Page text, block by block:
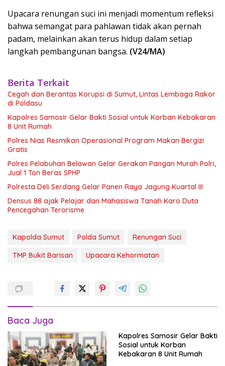
Upacara renungan suci ini menjadi momentum refleksi
bahwa semangat para pahlawan tidak akan pernah
padam, melainkan akan terus hidup dalam setiap
langkah pembangunan bangsa. (V24/MA)
Berita Terkait
Cegah dan Berantas Korupsi di Sumut, Lintas Lembaga Rakor
di Poldasu
Kapolres Samosir Gelar Bakti Sosial untuk Korban Kebakaran
8 Unit Rumah
Polres Nias Resmikan Operasional Program Makan Bergizi
Gratis
Polres Pelabuhan Belawan Gelar Gerakan Pangan Murah Polri,
Jual 1 Ton Beras SPHP
Polresta Deli Serdang Gelar Panen Raya Jagung Kuartal III
Densus 88 ajak Pelajar dan Mahasiswa Tanah Karo Duta
Pencegahan Terorisme
Kapolda Sumut Polda Sumut
Renungan Suci
TMP Bukit Barisan
Upacara Kehormatan
Baca Juga
Kapolres Samosir Gelar Bakti
Sosial untuk Korban
Kebakaran 8 Unit Rumah